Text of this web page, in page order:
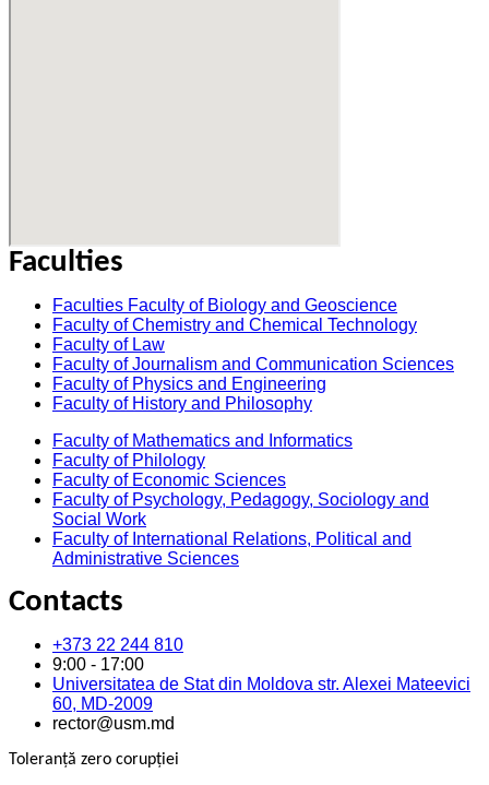
Faculties
Faculties Faculty of Biology and Geoscience
Faculty of Chemistry and Chemical Technology
Faculty of Law
Faculty of Journalism and Communication Sciences
Faculty of Physics and Engineering
Faculty of History and Philosophy
Faculty of Mathematics and Informatics
Faculty of Philology
Faculty of Economic Sciences
Faculty of Psychology, Pedagogy, Sociology and
Social Work
Faculty of International Relations, Political and
Administrative Sciences
Contacts
+373 22 244 810
9:00 - 17:00
Universitatea de Stat din Moldova str. Alexei Mateevici
60, MD-2009
rector@usm.md
Toleranță zero corupției